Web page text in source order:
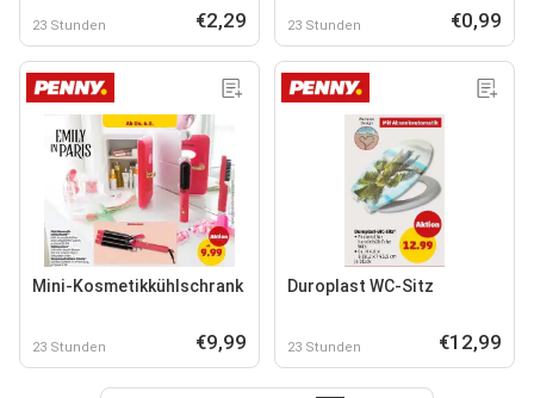
23 Stunden €2,29 23 Stunden €0,99
Mini-Kosmetikkühlschrank
23 Stunden €9,99
Duroplast WC-Sitz
23 Stunden €12,99